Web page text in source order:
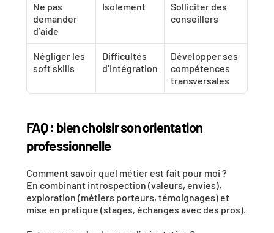
Ne pas
demander
d’aide
Isolement
Solliciter des
conseillers
Négliger les
soft skills
Difficultés
d’intégration
Développer ses
compétences
transversales
FAQ : bien choisir son orientation
professionnelle
Comment savoir quel métier est fait pour moi ?
En combinant introspection (valeurs, envies),
exploration (métiers porteurs, témoignages) et
mise en pratique (stages, échanges avec des pros).